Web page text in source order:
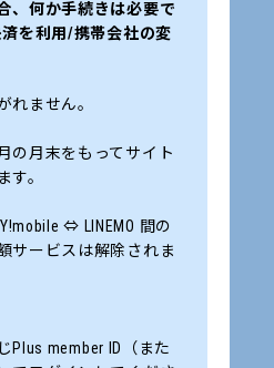
、何か手続きは必要で
を利用/携帯会社の変
れません。
の月末をもってサイト
す。
⇔ LINEMO 間の
サービスは解除されま
Plus member ID（また